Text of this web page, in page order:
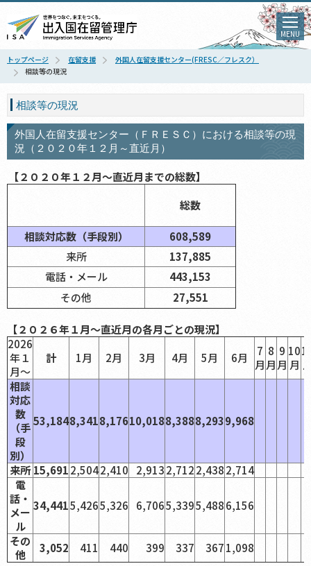
MENU
トップページ 在留支援
外国人在留支援センター(FRESC／フレスク）
相談等の現況
相談等の現況
外国人在留支援センター（ＦＲＥＳＣ）における相談等の現
況（２０２０年１２月～直近月）
【２０２０年１２月～直近月までの総数】
総数
相談対応数（手段別）
608,589
来所
137,885
電話・メール
443,153
その他
27,551
【２０２６年１月～直近月の各月ごとの現況】
2026
年１
月～
計 1月 2月 3月 4月 5月 6月
7
月
8
月
9
月
10
月
相談
対応
数
（手
段
別）
53,1848,3418,17610,0188,3888,2939,968
来所 15,6912,5042,410 2,9132,7122,4382,714
電
話・
メー
ル
34,4415,4265,326 6,7065,3395,4886,156
その
他
3,052 411 440 399 337 3671,098